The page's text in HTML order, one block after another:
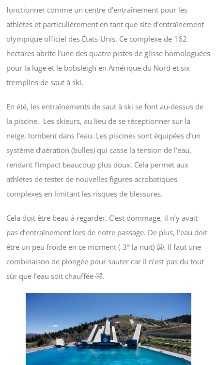
fonctionner comme un centre d’entraînement pour les
athlètes et particulièrement en tant que site d’entraînement
olympique officiel des États-Unis. Ce complexe de 162
hectares abrite l’une des quatre pistes de glisse homologuées
pour la luge et le bobsleigh en Amérique du Nord et six
tremplins de saut à ski.
En été, les entraînements de saut à ski se font au-dessus de
la piscine. Les skieurs, au lieu de se réceptionner sur la
neige, tombent dans l’eau. Les piscines sont équipées d’un
système d’aération (bulles) qui casse la tension de l’eau,
rendant l’impact beaucoup plus doux. Cela permet aux
athlètes de tester de nouvelles figures acrobatiques
complexes en limitant les risques de blessures.
Cela doit être beau à regarder. C’est dommage, il n’y avait
pas d’entraînement lors de notre passage. De plus, l’eau doit
être un peu froide en ce moment (-3° la nuit) 🥶. Il faut une
combinaison de plongée pour sauter car il n’est pas du tout
sûr que l’eau soit chauffée 🤣.